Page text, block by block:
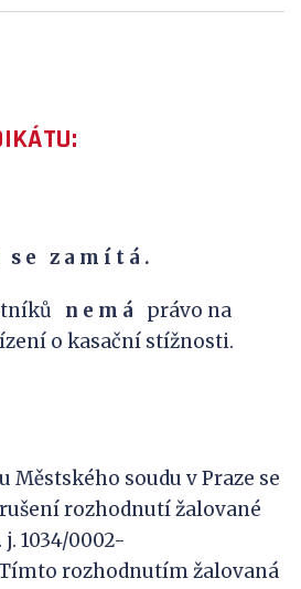
s e z a m í t á .
n e m á
právo na
o kasační stížnosti.
Městského soudu v Praze se
rozhodnutí žalované
j. 1034/0002-
Tímto rozhodnutím žalovaná